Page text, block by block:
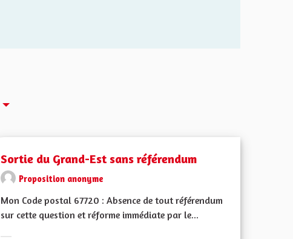
Sortie du Grand-Est sans référendum
Proposition anonyme
Mon Code postal 67720 : Absence de tout référendum
sur cette question et réforme immédiate par le...